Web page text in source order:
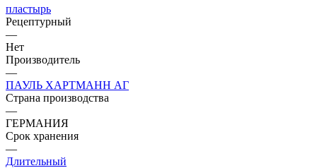
пластырь
Рецептурный
—
Нет
Производитель
—
ПАУЛЬ ХАРТМАНН АГ
Страна производства
—
ГЕРМАНИЯ
Срок хранения
—
Длительный